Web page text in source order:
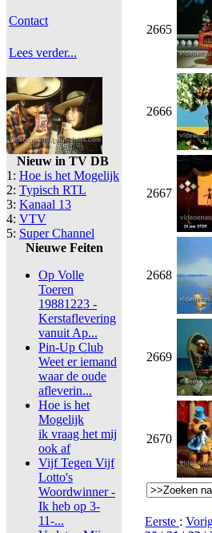
Contact
Lees verder...
Nieuw in TV DB
1: Hoe is het Mogelijk
2: Typisch RTL
3: Kanaal 13
4: VTV
5: Super Channel
Nieuwe Feiten
Op Volle
Toeren
19881223 -
Kerstaflevering
vanuit Ap...
Pin-Up Club
Weet er iemand
waar de oude
afleverin...
Hoe is het
Mogelijk
ik vraag het mij
ook af
Vijf Tegen Vijf
Lotto's
Woordwinner -
Ik heb op 3-
11-...
2665
2666
2667
2668
2669
2670
Eerste :